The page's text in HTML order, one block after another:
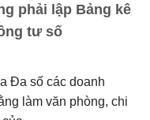
phải lập Bảng kê
tư số